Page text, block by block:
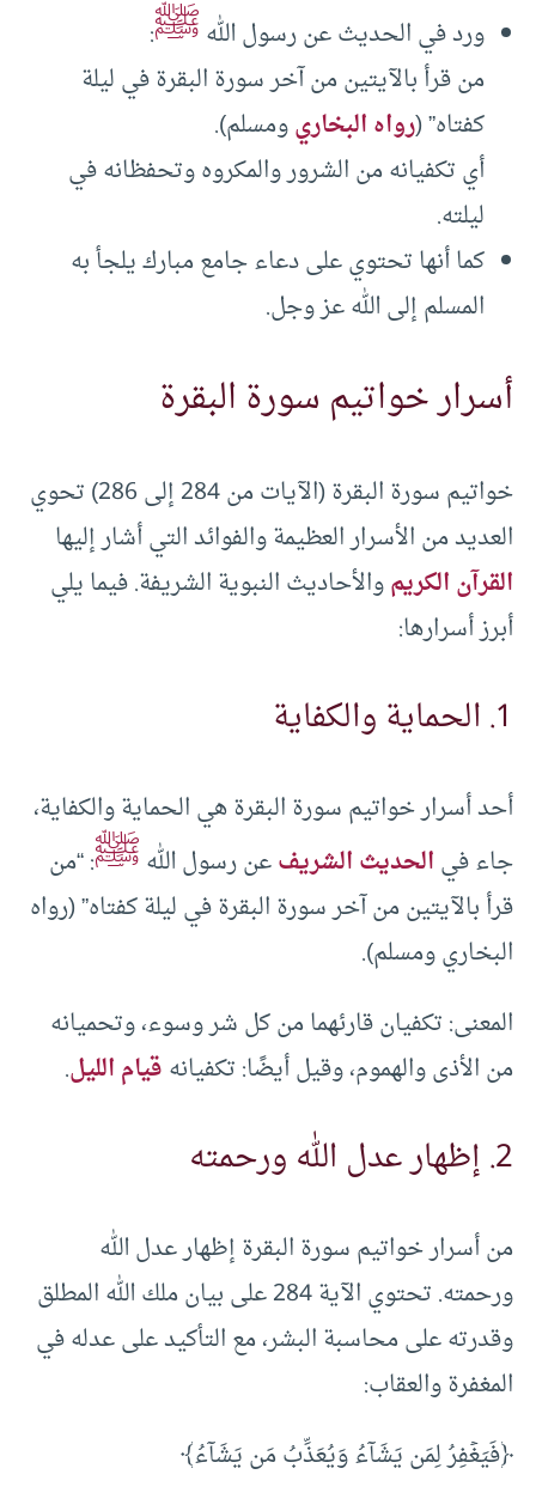
ورد في الحديث عن رسول اللهﷺ:
من قرأ بالآيتين من آخر سورة البقرة في ليلة
كفتاه” (رواه البخاريومسلم).
أي تكفيانه من الشرور والمكروه وتحفظانه في
ليلته.
كما أنها تحتوي على دعاء جامع مبارك يلجأ به
المسلم إلى الله عز وجل.
أسرار خواتيم سورة البقرة
خواتيم سورة البقرة (الآيات من 284 إلى 286) تحوي
العديد من الأسرار العظيمة والفوائد التي أشار إليها
القرآن الكريموالأحاديث النبوية الشريفة. فيما يلي
أبرز أسرارها:
1. الحماية والكفاية
أحد أسرار خواتيم سورة البقرة هي الحماية والكفاية،
جاء فيالحديث الشريفعن رسول اللهﷺ: “من
قرأ بالآيتين من آخر سورة البقرة في ليلة كفتاه” (رواه
البخاري ومسلم).
المعنى: تكفيان قارئهما من كل شر وسوء، وتحميانه
من الأذى والهموم، وقيل أيضًا: تكفيانهقيام الليل.
2. إظهار عدل الله ورحمته
من أسرار خواتيم سورة البقرة إظهار عدل الله
ورحمته. تحتوي الآية 284 على بيان ملك الله المطلق
وقدرته على محاسبة البشر، مع التأكيد على عدله في
المغفرة والعقاب:
﴿فَيَغۡفِرُ لِمَن يَشَآءُ وَيُعَذِّبُ مَن يَشَآءُ﴾